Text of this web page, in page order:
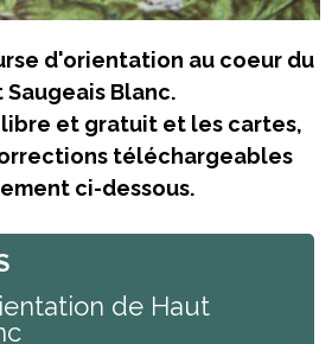
d'orientation au coeur du
Saugeais Blanc.
et gratuit et les cartes,
téléchargeables
ci-dessous.
de Haut